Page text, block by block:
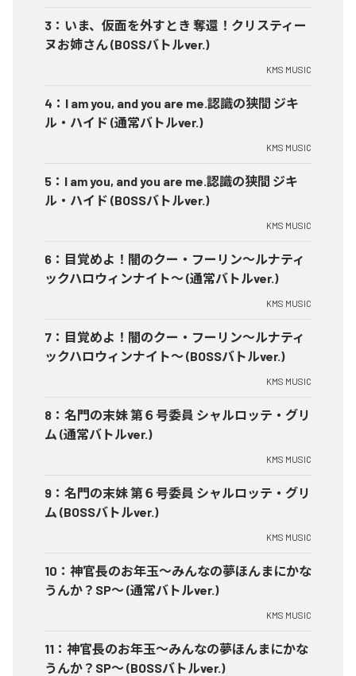
3 ： いま、仮面を外すとき 奪還！クリスティー
ヌお姉さん (BOSSバトルver.)
KMS MUSIC
4 ： I am you, and you are me.認識の狭間 ジキ
ル・ハイド (通常バトルver.)
KMS MUSIC
5 ： I am you, and you are me.認識の狭間 ジキ
ル・ハイド (BOSSバトルver.)
KMS MUSIC
6 ： 目覚めよ！闇のクー・フーリン～ルナティ
ックハロウィンナイト～ (通常バトルver.)
KMS MUSIC
7 ： 目覚めよ！闇のクー・フーリン～ルナティ
ックハロウィンナイト～ (BOSSバトルver.)
KMS MUSIC
8 ： 名門の末妹 第６号委員 シャルロッテ・グリ
ム (通常バトルver.)
KMS MUSIC
9 ： 名門の末妹 第６号委員 シャルロッテ・グリ
ム (BOSSバトルver.)
KMS MUSIC
10 ： 神官長のお年玉～みんなの夢ほんまにかな
うんか？SP～ (通常バトルver.)
KMS MUSIC
11 ： 神官長のお年玉～みんなの夢ほんまにかな
うんか？SP～ (BOSSバトルver.)